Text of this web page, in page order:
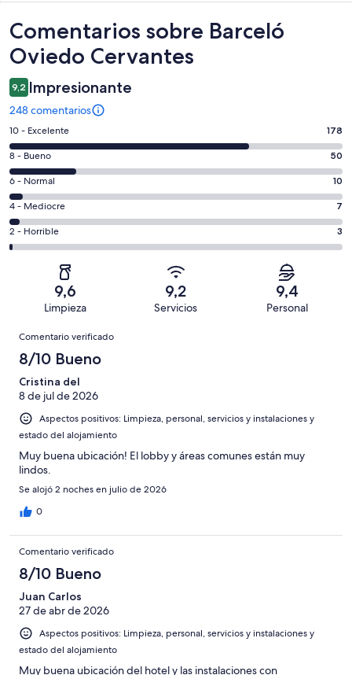
Comentarios
Comentarios sobre Barceló
Oviedo Cervantes
9,2 Impresionante
248 comentarios
178
comentarios
de
un
total
de
248
con
puntuación
10 - Excelente 178
50
comentarios
de
un
total
de
puntuación
8 - Bueno 50
10
comentarios
de
un
total
puntuación
Normal
6 - Normal 10
7
comentarios
de
una
puntuación
Mediocre
4 - Mediocre 7
3
comentarios
248
una
puntuación
de
2 - Horrible 3
9,6
Limpieza
9,2
Servicios
9,4
Personal
Comentarios
Comentario verificado
8/10 Bueno
Cristina del
8 de jul de 2026
Aspectos positivos: Limpieza, personal, servicios y instalaciones y
estado del alojamiento
Muy buena ubicación! El lobby y áreas comunes están muy
lindos.
Se alojó 2 noches en julio de 2026
0
Comentario verificado
8/10 Bueno
Juan Carlos
27 de abr de 2026
Aspectos positivos: Limpieza, personal, servicios y instalaciones y
estado del alojamiento
Muy buena ubicación del hotel y las instalaciones con